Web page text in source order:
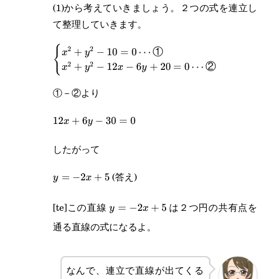
(1)から考えていきましょう。２つの式を連立し
て整理していきます。
\begin{cases}\displaystyle x^2+y^2-
10=0\cdots\text{①}\\x^2+y^2-
12x-
{ x2 + y2 − 10 = 0⋯①
x2 + y2 − 12x − 6y + 20 = 0⋯②
①－②より
12x+6y-
12x + 6y − 30 = 0
したがって
y=-2x+5
y = −2x + 5 (答え)
[te]この直線y=-2x+5
y = −2x + 5 は２つ円の共有点を
通る直線の式になるよ。
なんで、連立で直線が出てくる